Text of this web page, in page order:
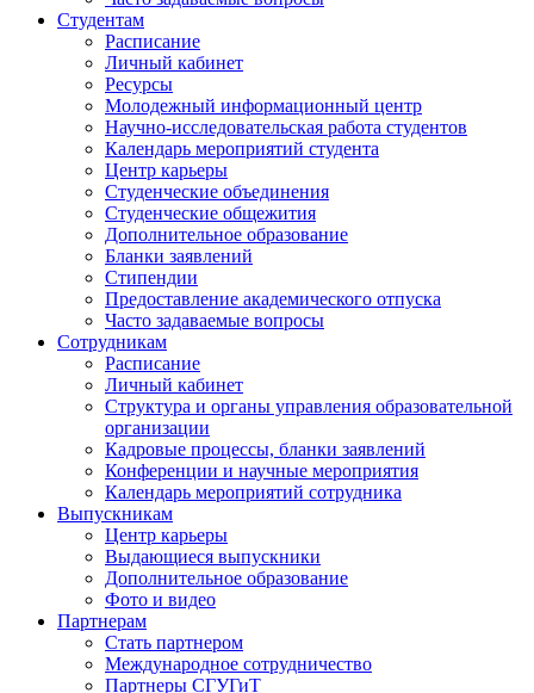
Студентам
Расписание
Личный кабинет
Ресурсы
Молодежный информационный центр
Научно-исследовательская работа студентов
Календарь мероприятий студента
Центр карьеры
Студенческие объединения
Студенческие общежития
Дополнительное образование
Бланки заявлений
Стипендии
Предоставление академического отпуска
Часто задаваемые вопросы
Сотрудникам
Расписание
Личный кабинет
Структура и органы управления образовательной
организации
Кадровые процессы, бланки заявлений
Конференции и научные мероприятия
Календарь мероприятий сотрудника
Выпускникам
Центр карьеры
Выдающиеся выпускники
Дополнительное образование
Фото и видео
Партнерам
Стать партнером
Международное сотрудничество
Партнеры СГУГиТ